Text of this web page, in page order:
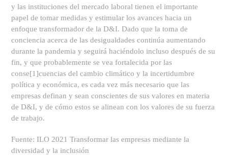
y las instituciones del mercado laboral tienen el importante
papel de tomar medidas y estimular los avances hacia un
enfoque transformador de la D&I. Dado que la toma de
conciencia acerca de las desigualdades continúa aumentando
durante la pandemia y seguirá haciéndolo incluso después de su
fin, y que probablemente se vea fortalecida por las
conse[1]cuencias del cambio climático y la incertidumbre
política y económica, es cada vez más necesario que las
empresas definan y sean conscientes de sus valores en materia
de D&I, y de cómo estos se alinean con los valores de su fuerza
de trabajo.
Fuente: ILO 2021 Transformar las empresas mediante la
diversidad y la inclusión